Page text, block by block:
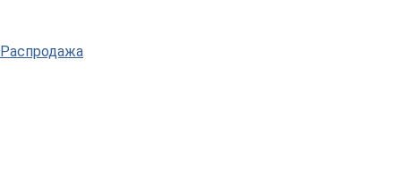
Распродажа